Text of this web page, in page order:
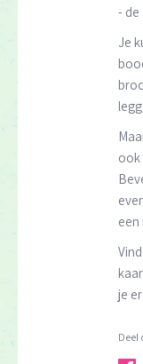
- de
Je
ook
een
je
Deel